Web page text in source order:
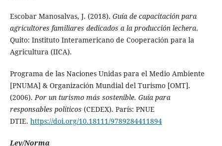
Escobar Manosalvas, J. (2018). Guía de capacitación para
agricultores familiares dedicados a la producción lechera.
Quito: Instituto Interamericano de Cooperación para la
Agricultura (IICA).
Programa de las Naciones Unidas para el Medio Ambiente
[PNUMA] & Organización Mundial del Turismo [OMT].
(2006).Por un turismo más sostenible. Guía para
responsables políticos (CEDEX). París: PNUE
DTIE. https://doi.org/10.18111/9789284411894
Ley/Norma